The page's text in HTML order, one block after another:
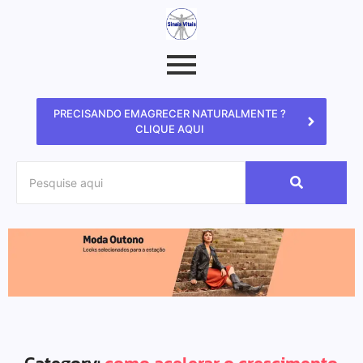
PRECISANDO EMAGRECER NATURALMENTE ?
CLIQUE AQUI